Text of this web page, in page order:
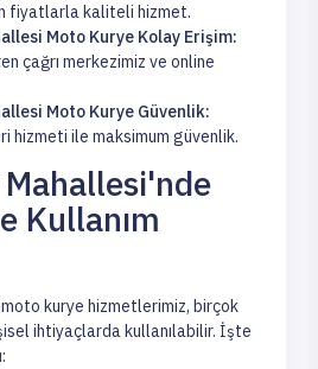
fiyatlarla kaliteli hizmet.
Moto Kurye Kolay Erişim:
çağrı merkezimiz ve online
Moto Kurye Güvenlik:
hizmeti ile maksimum güvenlik.
Kullanım
kurye hizmetlerimiz, birçok
ihtiyaçlarda kullanılabilir. İşte